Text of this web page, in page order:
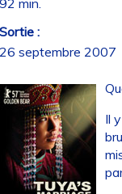
min.
:
septembre 2007
Il